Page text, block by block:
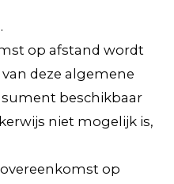
op afstand wordt
deze algemene
beschikbaar
niet mogelijk is,
op